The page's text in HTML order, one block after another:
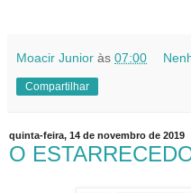
Moacir Junior às 07:00
Compartilhar
quinta-feira, 14 de novembro de 2019
O